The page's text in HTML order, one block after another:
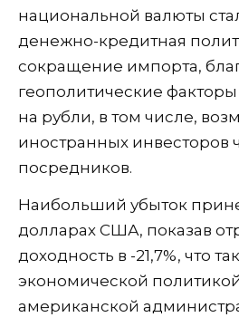
национальной валюты
денежно-кредитная
сокращение импорта,
геополитические
на рубли, в том числе,
иностранных инвесторов
посредников.
Наибольший убыток
долларах США, показав
доходность в -21,7%, что
экономической
американской